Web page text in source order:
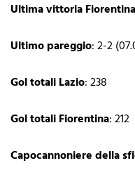
Ultima vittoria Fiorentina
Ultimo pareggio: 2-2
Gol totali Lazio: 238
Gol totali Fiorentina: 212
Capocannoniere della